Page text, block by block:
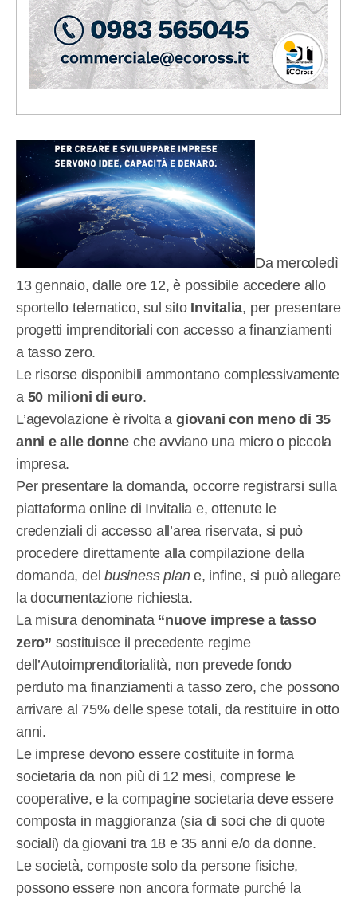
Da mercoledì
13 gennaio, dalle ore 12, è possibile accedere allo
sportello telematico, sul sito Invitalia, per presentare
progetti imprenditoriali con accesso a finanziamenti
a tasso zero.
Le risorse disponibili ammontano complessivamente
a 50 milioni di euro.
L’agevolazione è rivolta agiovani con meno di 35
anni e alle donneche avviano una micro o piccola
impresa.
Per presentare la domanda, occorre registrarsi sulla
piattaforma online di Invitalia e, ottenute le
credenziali di accesso all’area riservata, si può
procedere direttamente alla compilazione della
domanda, delbusiness plane, infine, si può allegare
la documentazione richiesta.
La misura denominata “nuove imprese a tasso
zero” sostituisce il precedente regime
dell’Autoimprenditorialità, non prevede fondo
perduto ma finanziamenti a tasso zero, che possono
arrivare al 75% delle spese totali, da restituire in otto
anni.
Le imprese devono essere costituite in forma
societaria da non più di 12 mesi, comprese le
cooperative, e la compagine societaria deve essere
composta in maggioranza (sia di soci che di quote
sociali) da giovani tra 18 e 35 anni e/o da donne.
Le società, composte solo da persone fisiche,
possono essere non ancora formate purché la